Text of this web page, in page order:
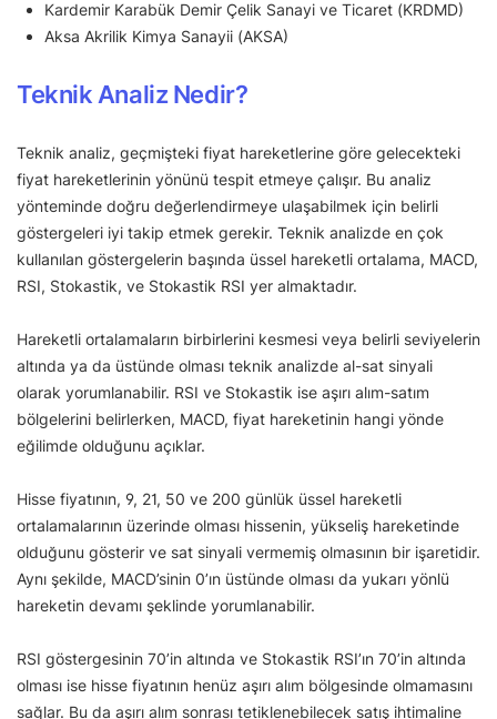
Kardemir Karabük Demir Çelik Sanayi ve Ticaret (KRDMD)
Aksa Akrilik Kimya Sanayii (AKSA)
Teknik Analiz Nedir?
Teknik analiz, geçmişteki fiyat hareketlerine göre gelecekteki
fiyat hareketlerinin yönünü tespit etmeye çalışır. Bu analiz
yönteminde doğru değerlendirmeye ulaşabilmek için belirli
göstergeleri iyi takip etmek gerekir. Teknik analizde en çok
kullanılan göstergelerin başında üssel hareketli ortalama, MACD,
RSI, Stokastik, ve Stokastik RSI yer almaktadır.
Hareketli ortalamaların birbirlerini kesmesi veya belirli seviyelerin
altında ya da üstünde olması teknik analizde al-sat sinyali
olarak yorumlanabilir. RSI ve Stokastik ise aşırı alım-satım
bölgelerini belirlerken, MACD, fiyat hareketinin hangi yönde
eğilimde olduğunu açıklar.
Hisse fiyatının, 9, 21, 50 ve 200 günlük üssel hareketli
ortalamalarının üzerinde olması hissenin, yükseliş hareketinde
olduğunu gösterir ve sat sinyali vermemiş olmasının bir işaretidir.
Aynı şekilde, MACD’sinin 0’ın üstünde olması da yukarı yönlü
hareketin devamı şeklinde yorumlanabilir.
RSI göstergesinin 70’in altında ve Stokastik RSI’ın 70’in altında
olması ise hisse fiyatının henüz aşırı alım bölgesinde olmamasını
sağlar. Bu da aşırı alım sonrası tetiklenebilecek satış ihtimaline